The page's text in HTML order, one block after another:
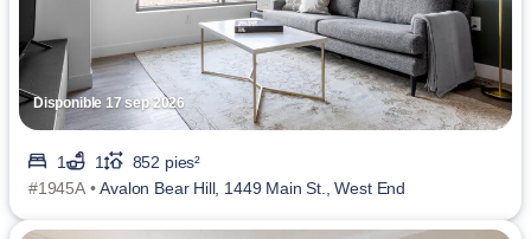
Disponible 17 sep 2026
1 1
852 pies²
#1945A •Avalon Bear Hill, 1449 Main St., West End